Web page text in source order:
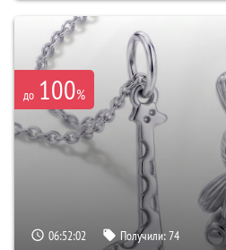
до 100%
06:52:01 Получили:74